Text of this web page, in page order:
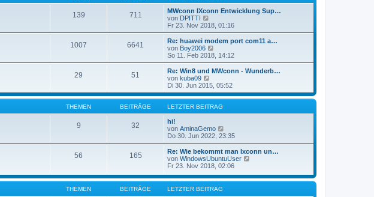
g
t
g
e
r
B
e
t
r
a
g
139 711
MWconn IXconn Entwicklung Sup…
von DPITTI
e
u
e
s
t
r
B
e
i
t
r
a
Fr 23. Nov 2018, 01:16
1007 6641
Re: huawei modem port com11 a…
von Boy2006
e
u
e
r
B
e
t
r
a
So 11. Feb 2018, 14:12
29 51
Re: Win8 und MWconn - Wunderb…
von kuba09
e
u
e
s
t
r
B
e
i
t
r
g
Di 30. Jun 2015, 05:52
THEMEN BEITRÄGE LETZTER BEITRAG
9 32
hi!
von AminaGemo
e
u
e
s
t
r
Do 30. Jun 2022, 23:35
56 165
Re: Wie bekommt man Ixconn un…
von WindowsUbuntuUser
e
Fr 23. Nov 2018, 02:06
THEMEN BEITRÄGE LETZTER BEITRAG